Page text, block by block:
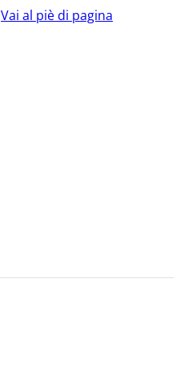
Vai al piè di pagina